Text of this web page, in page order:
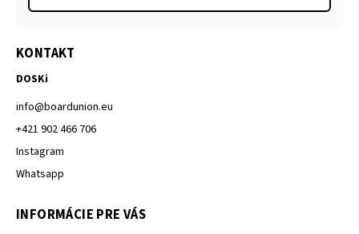
KONTAKT
DOSKi
info@boardunion.eu
+421 902 466 706
Instagram
Whatsapp
INFORMÁCIE PRE VÁS